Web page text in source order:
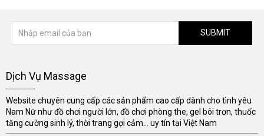
SUBMIT
Dịch Vụ Massage
Website chuyên cung cấp các sản phẩm cao cấp dành cho tình yêu
Nam Nữ như đồ chơi người lớn, đồ chơi phòng the, gel bôi trơn, thuốc
tăng cường sinh lý, thời trang gợi cảm... uy tín tại Việt Nam